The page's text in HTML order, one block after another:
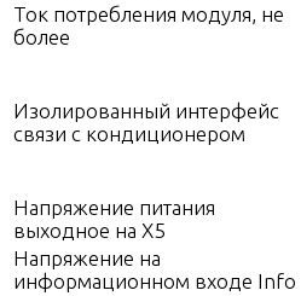
Ток потребления модуля, не
более
Изолированный интерфейс
связи с кондиционером
Напряжение питания
выходное на Х5
Напряжение на
информационном входе Info